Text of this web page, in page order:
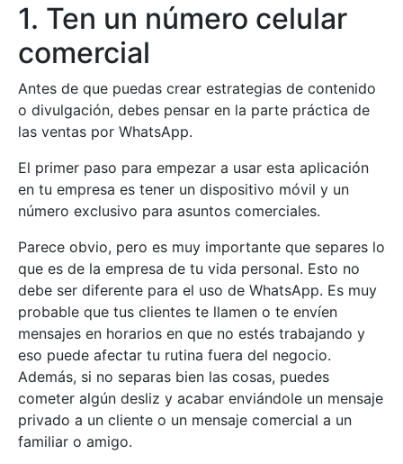
1. Ten un número celular
comercial
Antes de que puedas crear estrategias de contenido
o divulgación, debes pensar en la parte práctica de
las ventas por WhatsApp.
El primer paso para empezar a usar esta aplicación
en tu empresa es tener un dispositivo móvil y un
número exclusivo para asuntos comerciales.
Parece obvio, pero es muy importante que separes lo
que es de la empresa de tu vida personal. Esto no
debe ser diferente para el uso de WhatsApp. Es muy
probable que tus clientes te llamen o te envíen
mensajes en horarios en que no estés trabajando y
eso puede afectar tu rutina fuera del negocio.
Además, si no separas bien las cosas, puedes
cometer algún desliz y acabar enviándole un mensaje
privado a un cliente o un mensaje comercial a un
familiar o amigo.